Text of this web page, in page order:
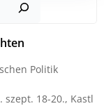
Politik
szept. 18-20., Kastl